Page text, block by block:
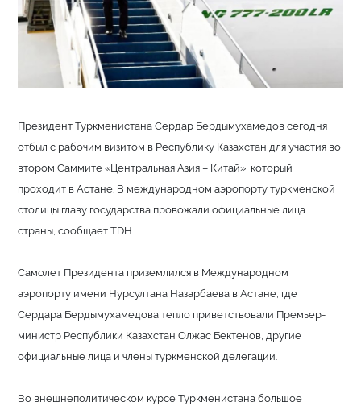
Президент Туркменистана Сердар Бердымухамедов сегодня
отбыл с рабочим визитом в Республику Казахстан для участия во
втором Саммите «Центральная Азия – Китай», который
проходит в Астане. В международном аэропорту туркменской
столицы главу государства провожали официальные лица
страны, сообщает TDH.
Самолет Президента приземлился в Международном
аэропорту имени Нурсултана Назарбаева в Астане, где
Сердара Бердымухамедова тепло приветствовали Премьер-
министр Республики Казахстан Олжас Бектенов, другие
официальные лица и члены туркменской делегации.
Во внешнеполитическом курсе Туркменистана большое